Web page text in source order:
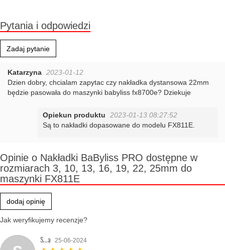
Pytania i odpowiedzi
Zadaj pytanie
Katarzyna 2023-01-12
Dzien dobry, chcialam zapytac czy nakładka dystansowa 22mm
będzie pasowała do maszynki babyliss fx8700e? Dziekuje
Opiekun produktu
2023-01-13 08:27:52
Są to nakładki dopasowane do modelu FX811E.
Opinie o Nakładki BaByliss PRO dostępne w
rozmiarach 3, 10, 13, 16, 19, 22, 25mm do
maszynki FX811E
dodaj opinię
Jak weryfikujemy recenzje?
S...a 25-06-2024